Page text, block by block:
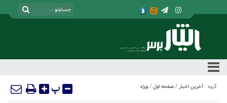
گروه : آخرین اخبار / صفحه اول / ویژه پ